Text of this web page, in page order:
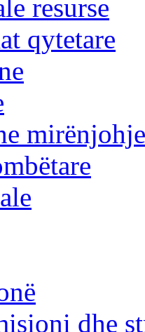
resurse
qytetare
mirënjohje
dhe